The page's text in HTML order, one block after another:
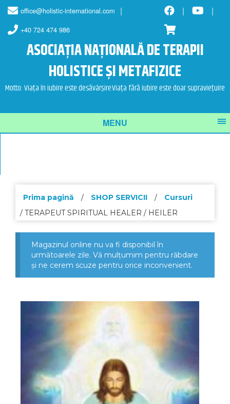
Skip
content
Skip
main
menu
office@holistic-international.com
+40 724 474 986
ASOCIAȚIA NAȚIONALĂ DE TERAPII
HOLISTICE ȘI METAFIZICE
Motto: Viața în iubire este desăvârșireViața fără iubire este doar supraviețuire
MENU
Prima pagină / SHOP SERVICII /
Cursuri
/ TERAPEUT SPIRITUAL HEALER / HEILER
Magazinul online nu va fi disponibil în
următoarele zile. Vă mulțumim pentru răbdare
și ne cerem scuze pentru orice inconvenient.